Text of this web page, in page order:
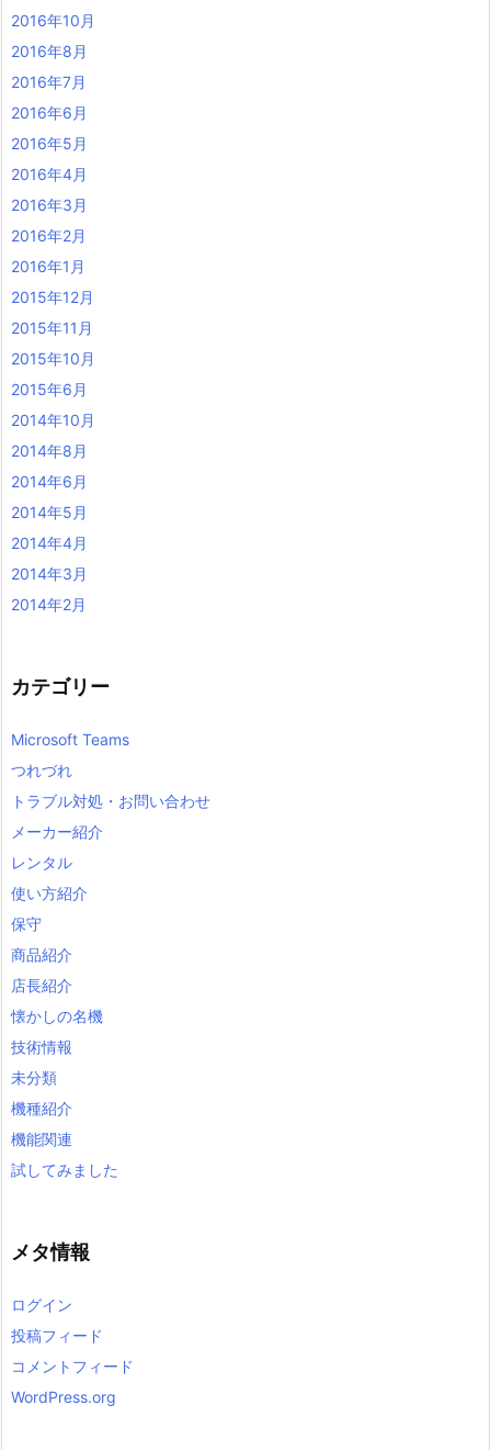
2016年10月
2016年8月
2016年7月
2016年6月
2016年5月
2016年4月
2016年3月
2016年2月
2016年1月
2015年12月
2015年11月
2015年10月
2015年6月
2014年10月
2014年8月
2014年6月
2014年5月
2014年4月
2014年3月
2014年2月
カテゴリー
Microsoft Teams
つれづれ
トラブル対処・お問い合わせ
メーカー紹介
レンタル
使い方紹介
保守
商品紹介
店長紹介
懐かしの名機
技術情報
未分類
機種紹介
機能関連
試してみました
メタ情報
ログイン
投稿フィード
コメントフィード
WordPress.org